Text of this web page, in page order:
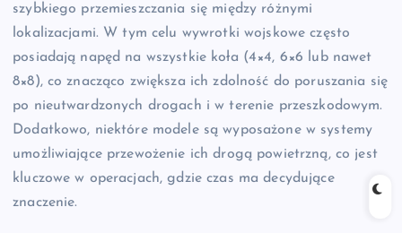
szybkiego przemieszczania się między różnymi
lokalizacjami. W tym celu wywrotki wojskowe często
posiadają napęd na wszystkie koła (4×4, 6×6 lub nawet
8×8), co znacząco zwiększa ich zdolność do poruszania się
po nieutwardzonych drogach i w terenie przeszkodowym.
Dodatkowo, niektóre modele są wyposażone w systemy
umożliwiające przewożenie ich drogą powietrzną, co jest
kluczowe w operacjach, gdzie czas ma decydujące
znaczenie.